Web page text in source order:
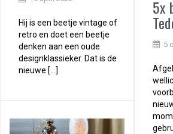
Hij is een beetje vintage of
retro en doet een beetje
denken aan een oude
designklassieker. Dat is de
nieuwe […]
5x
5